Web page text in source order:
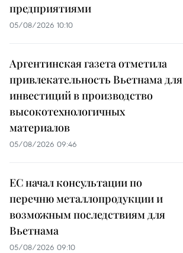
предприятиями
05/08/2026 10:10
Аргентинская газета отметила
привлекательность Вьетнама для
инвестиций в производство
высокотехнологичных
материалов
05/08/2026 09:46
ЕС начал консультации по
перечню металлопродукции и
возможным последствиям для
Вьетнама
05/08/2026 09:10